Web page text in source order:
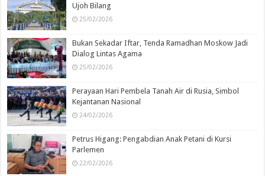
Ujoh Bilang
25/02/2026
Bukan Sekadar Iftar, Tenda Ramadhan Moskow Jadi
Dialog Lintas Agama
25/02/2026
Perayaan Hari Pembela Tanah Air di Rusia, Simbol
Kejantanan Nasional
24/02/2026
Petrus Higang: Pengabdian Anak Petani di Kursi
Parlemen
22/02/2026